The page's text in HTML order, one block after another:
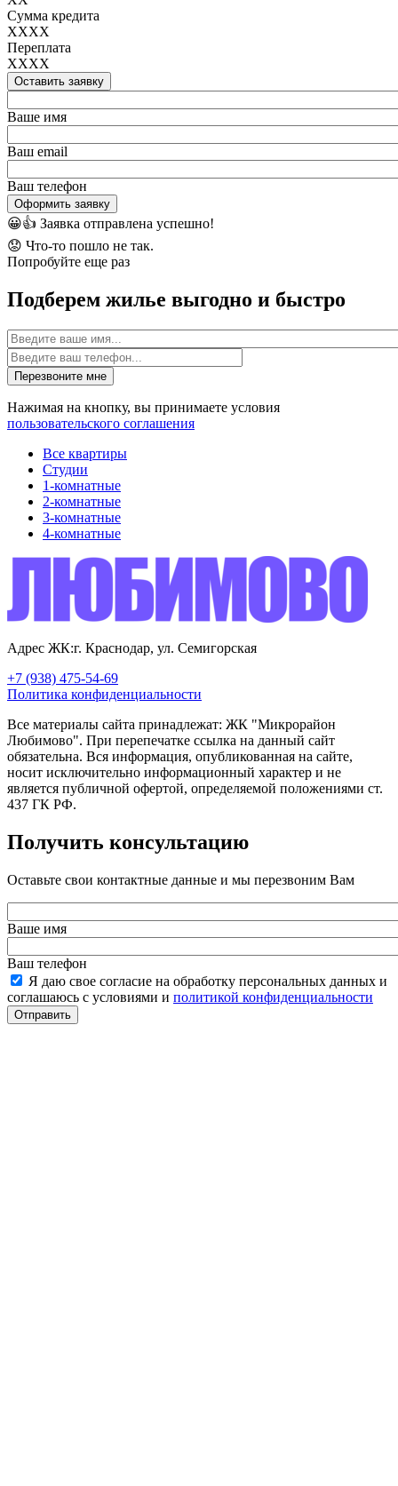
Сумма кредита
XXXX
Переплата
XXXX
Оставить заявку
Ваше имя
Ваш email
Ваш телефон
Оформить заявку
😀👍 Заявка отправлена успешно!
😟 Что-то пошло не так.
Попробуйте еще раз
Подберем жилье выгодно и быстро
Имя
Перезвоните мне
Нажимая на кнопку, вы принимаете условия
пользовательского соглашения
Все квартиры
Студии
1-комнатные
2-комнатные
3-комнатные
4-комнатные
Адрес ЖК:г. Краснодар, ул. Семигорская
+7 (938) 475-54-69
Политика конфиденциальности
Все материалы сайта принадлежат: ЖК "Микрорайон
Любимово". При перепечатке ссылка на данный сайт
обязательна. Вся информация, опубликованная на сайте,
носит исключительно информационный характер и не
является публичной офертой, определяемой положениями ст.
437 ГК РФ.
Получить консультацию
Оставьте свои контактные данные и мы перезвоним Вам
Ваше имя
Ваш телефон
Я даю свое согласие на обработку персональных данных и
соглашаюсь с условиями и политикой конфиденциальности
Отправить